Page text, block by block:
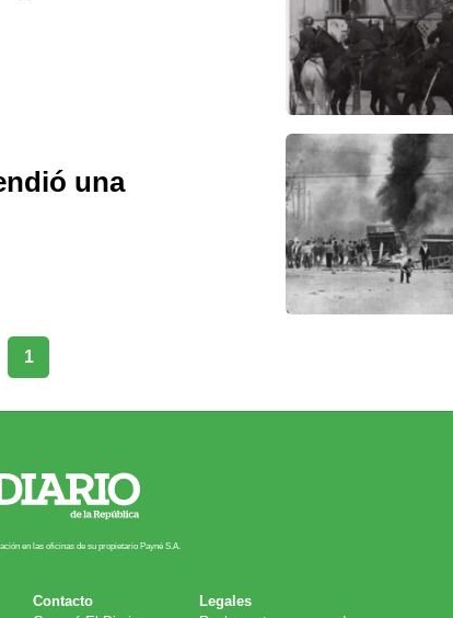
una
1
en las oficinas de su propietario Payn​é S.A.
Contacto
Legales